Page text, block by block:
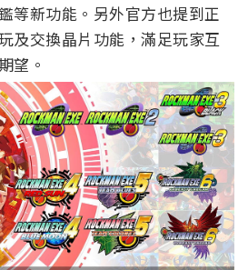
等新功能。另外官方也提到正
及交換晶片功能，滿足玩家互
望。